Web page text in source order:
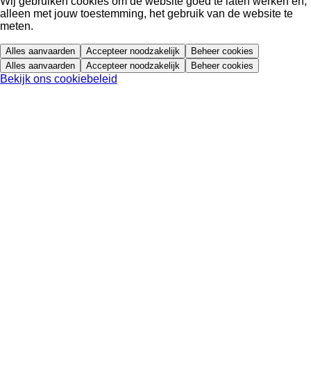
alleen met jouw toestemming, het gebruik van de website te
meten.
Alles aanvaarden Accepteer noodzakelijk
Beheer cookies
Alles aanvaarden
Accepteer noodzakelijk Beheer cookies
Bekijk ons cookiebeleid